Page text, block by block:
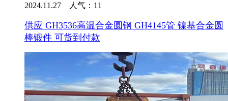
2024.11.27 人气： 11
供应 GH3536高温合金圆钢 GH4145管 镍基合金圆
棒锻件 可货到付款